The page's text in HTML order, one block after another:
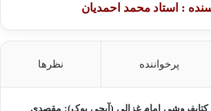
: استاد محمد احمدیان
پرخواننده نظرها
کتابفروشی امام غزالی (آیجی بوک): مقصدی